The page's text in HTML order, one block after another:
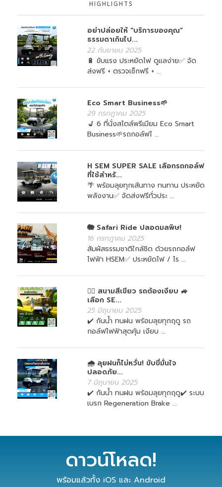
HIGHLIGHTS
อย่าปล่อยให้ “บริการของคุณ”
ธรรมดาเกินไป...
22 กันยายน 2025
🔋 ขับแรง ประหยัดไฟ ดูแลง่าย✅ จัด
ส่งฟรี + ตรวจเช็กฟรี + ...
Eco Smart Business🌱
29 กรกฎาคม 2025
💺 6 ที่นั่งสไตล์พรีเมียม Eco Smart
Business🌱รถกอล์ฟไ ...
H SEM SUPER SALE เลือกรถกอล์ฟ
ที่ใช้สำหรั...
🌴 พร้อมลุยทุกเส้นทาง ทนทาน ประหยัด
พลังงาน✅ จัดส่งฟรีทั่วประ ...
🐘 Safari Ride ปลอดมลพิษ!
16 กรกฎาคม 2025
สัมผัสธรรมชาติใกล้ชิด ด้วยรถกอล์ฟ
ไฟฟ้า HSEM✅ ประหยัดไฟ / ไร ...
🏌️‍♀️ สนามสีเขียว รถต้องเงียบ 🚙
เลือก SE...
25 มิถุนายน 2025
✔️ กันน้ำ ทนฝน พร้อมลุยทุกฤดู รถ
กอล์ฟไฟฟ้าสุดคุ้ม เงียบ ...
🌧️ ลุยฝนก็ไม่หวั่น! ขับขี่มั่นใจ
ปลอดภัย...
7 มิถุนายน 2025
✔️ กันน้ำ ทนฝน พร้อมลุยทุกฤดู✔️ ระบบ
เบรก Regeneration Brake ...
ดาวน์โหลด!
พร้อมแล้วทั้ง iOS และ Android